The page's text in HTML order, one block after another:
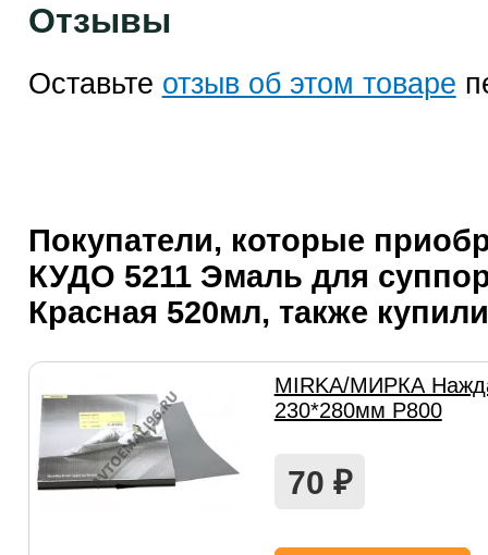
Отзывы
Оставьте отзыв об этом товаре
Покупатели, которые
КУДО 5211 Эмаль для
Красная 520мл, также купили
MIRKA/МИРКА
230*280мм P800
70 ₽